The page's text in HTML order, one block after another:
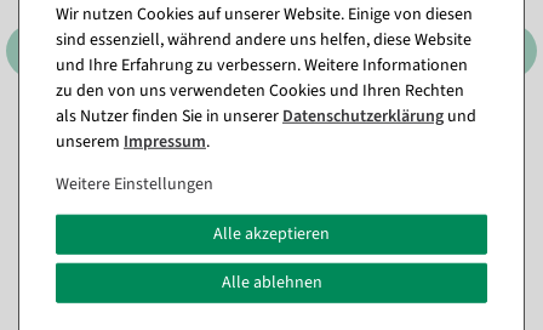
Rollkleiderständer, stabil
belastbar bis 100 kg
Sofort versandfähig.
99,00 EUR zzgl. ges. MwSt.
Ausziehbarer
189,21 €
159,00 EUR zzgl. ges. MwSt.
Wir nutzen Cookies auf unserer Website. Einige von diesen
sind essenziell, während andere uns helfen, diese Website
und Ihre Erfahrung zu verbessern. Weitere Informationen
zu den von uns verwendeten Cookies und Ihren Rechten
als Nutzer finden Sie in unsererDaten­schutz­erklärung und
unserem Impressum.
Weitere Einstellungen
Alle akzeptieren
Alle ablehnen